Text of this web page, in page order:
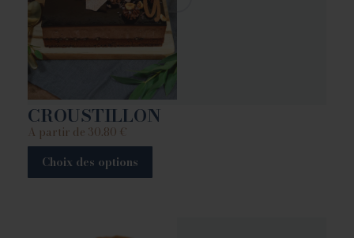
CROUSTILLON
A partir de 30.80 €
Choix des options